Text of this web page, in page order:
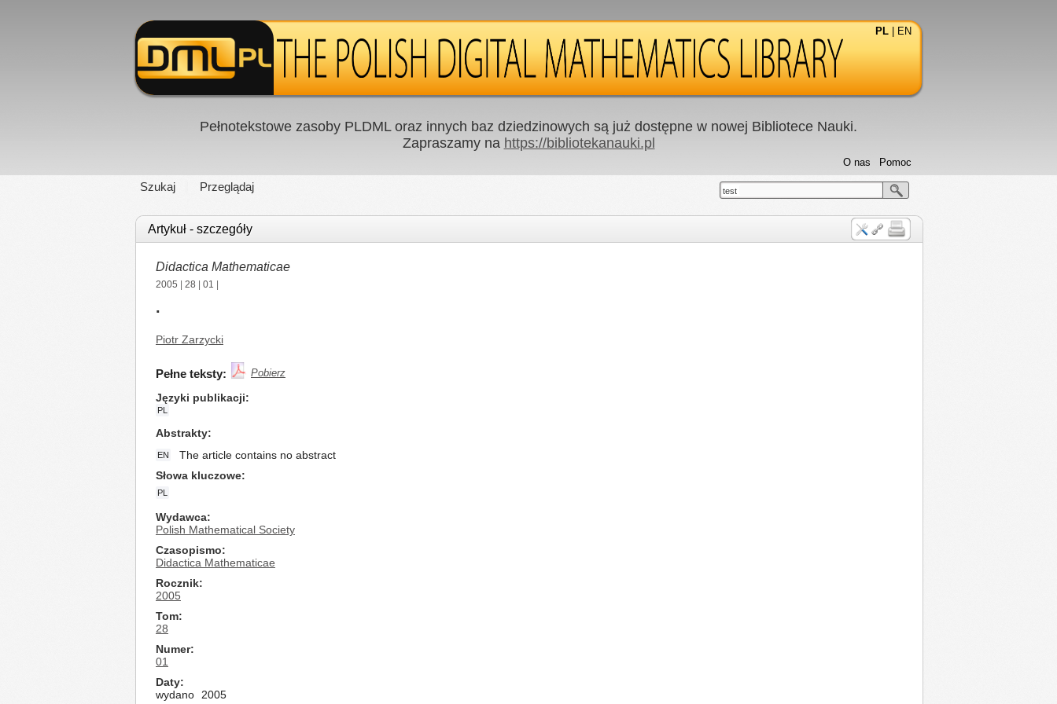
PL EN
Pełnotekstowe zasoby PLDML oraz innych baz dziedzinowych są już dostępne w nowej Bibliotece Nauki.
Zapraszamy na https://bibliotekanauki.pl
Szukaj Przeglądaj
Pomoc
O nas
test
Artykuł - szczegóły
Didactica Mathematicae
2005 28 01
.
Piotr Zarzycki
Pełne teksty: Pobierz
Języki publikacji
PL
Abstrakty
EN
The article contains no abstract
Słowa kluczowe
PL
Wydawca
Polish Mathematical Society
Czasopismo
Didactica Mathematicae
Rocznik
2005
Tom
28
Numer
01
Daty
wydano
2005